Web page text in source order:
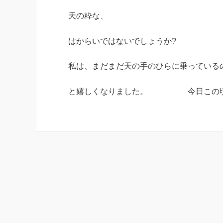
天の粋な、
はからいではないでしょうか?
私は、まだまだ天の手のひらに乗っている
と嬉しくなりました。 今日この頃